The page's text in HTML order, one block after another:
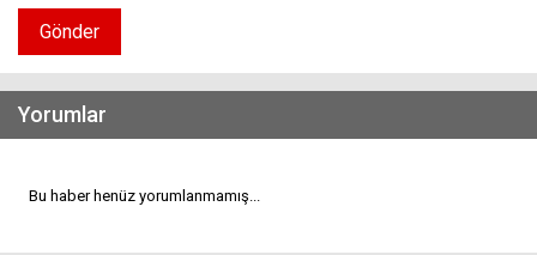
Gönder
Yorumlar
Bu haber henüz yorumlanmamış...